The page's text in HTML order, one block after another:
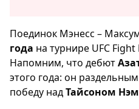
Поединок Мэнесс –
года на турнире UFC
Напомним, что дебют
этого года: он
победу надТайсоном